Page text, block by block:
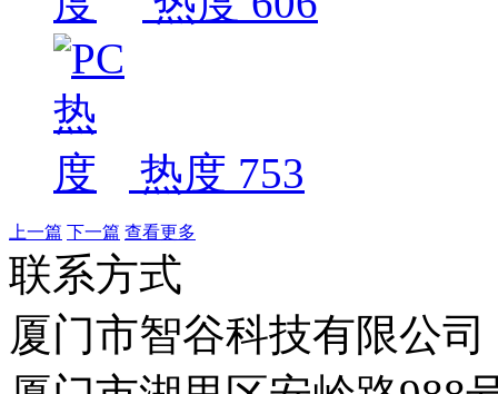
热度 753
上一篇 下一篇 查看更多
联系方式
厦门市智谷科技有限公司